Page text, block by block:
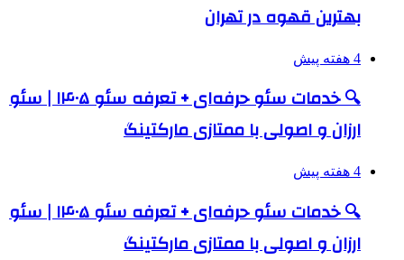
بهترین قهوه در تهران
4 هفته پیش
🔍 خدمات سئو حرفه‌ای + تعرفه سئو ۱۴۰۵ | سئو
ارزان و اصولی با ممتازی مارکتینگ
4 هفته پیش
🔍 خدمات سئو حرفه‌ای + تعرفه سئو ۱۴۰۵ | سئو
ارزان و اصولی با ممتازی مارکتینگ